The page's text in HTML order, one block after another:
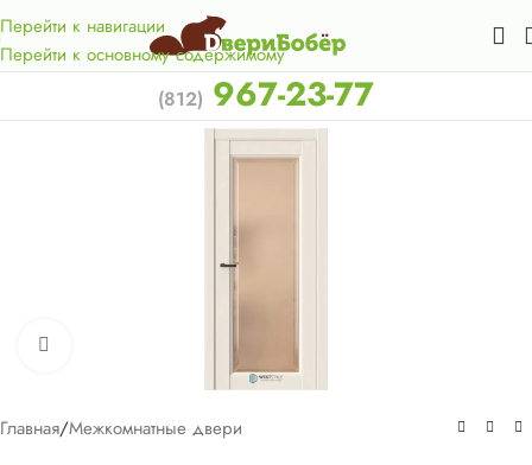
Перейти к навигации
Перейти к основному содержимому
км. от КАД.
(812) 967-23-77
Нажмите, чтобы увеличить
Главная/Межкомнатные двери